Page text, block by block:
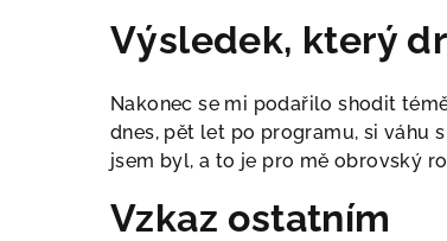
Výsledek, který
Nakonec se mi podařilo shodit
dnes, pět let po programu, si váhu
jsem byl, a to je pro mě obrovský
Vzkaz ostatním